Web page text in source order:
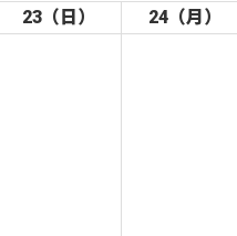
23（日） 24（月）